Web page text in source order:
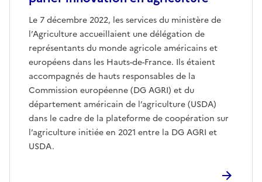
Le 7 décembre 2022, les services du ministère de
l’Agriculture accueillaient une délégation de
représentants du monde agricole américains et
européens dans les Hauts-de-France. Ils étaient
accompagnés de hauts responsables de la
Commission européenne (DG AGRI) et du
département américain de l’agriculture (USDA)
dans le cadre de la plateforme de coopération sur
l’agriculture initiée en 2021 entre la DG AGRI et
USDA.